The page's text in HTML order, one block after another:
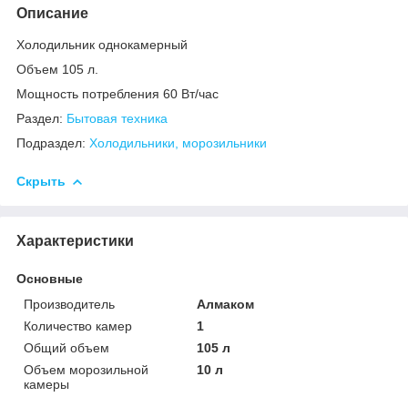
Описание
Холодильник однокамерный
Объем 105 л.
Мощность потребления 60 Вт/час
Раздел: Бытовая техника
Подраздел: Холодильники, морозильники
Скрыть
Характеристики
Основные
Производитель
Алмаком
Количество камер
1
Общий объем
105 л
Объем морозильной
камеры
10 л